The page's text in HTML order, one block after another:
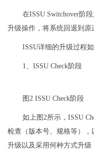
在ISSU Switchover阶
升级操作，将系统回退到原
ISSU详细的升级过程如
1、ISSU Check阶段
图2 ISSU Check阶段
如上图2所示，ISSU
检查（版本号、规格等）
升级以及采用何种方式升级